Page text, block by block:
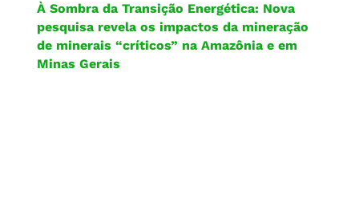
À Sombra da Transição Energética: Nova
pesquisa revela os impactos da mineração
de minerais “críticos” na Amazônia e em
Minas Gerais